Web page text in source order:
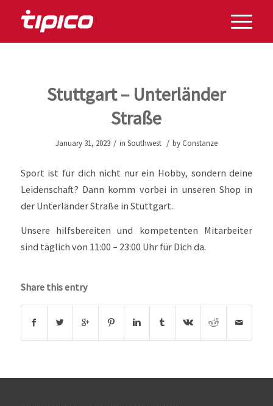
Stuttgart – Unterländer
Straße
January 31, 2023 / in Southwest / by Constanze
Sport ist für dich nicht nur ein Hobby, sondern deine
Leidenschaft? Dann komm vorbei in unseren Shop in
der Unterländer Straße in Stuttgart.
Unsere hilfsbereiten und kompetenten Mitarbeiter
sind täglich von 11:00 – 23:00 Uhr für Dich da.
Share this entry